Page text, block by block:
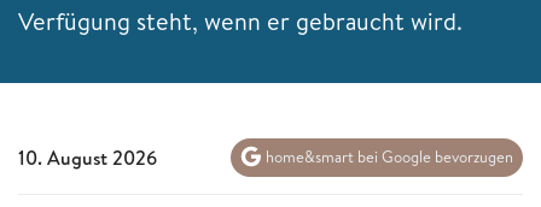
Verfügung steht, wenn er gebraucht wird.
10. August 2026 home&smart bei Google bevorzugen